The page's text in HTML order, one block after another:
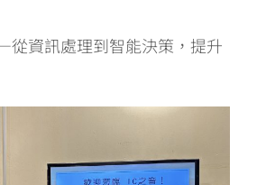
資訊處理到智能決策，提升